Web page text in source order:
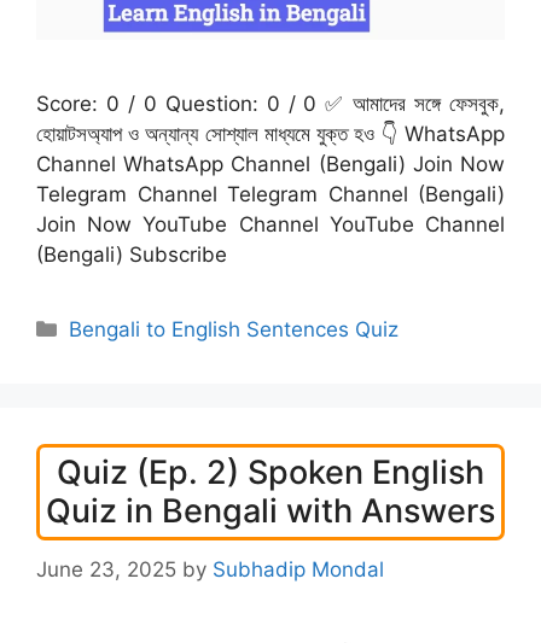
Score: 0 / 0 Question: 0 / 0 ✅ আমাদের সঙ্গে ফেসবুক,
হোয়াটসঅ্যাপ ও অন্যান্য সোশ্যাল মাধ্যমে যুক্ত হও 👇 WhatsApp
Channel WhatsApp Channel (Bengali) Join Now
Telegram Channel Telegram Channel (Bengali)
Join Now YouTube Channel YouTube Channel
(Bengali) Subscribe
Categories
Bengali to English Sentences Quiz
Quiz (Ep. 2) Spoken English
Quiz in Bengali with Answers
June 23, 2025 by Subhadip Mondal